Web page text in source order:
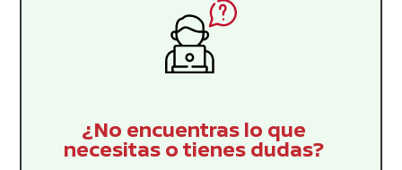
¿No encuentras lo que
necesitas o tienes dudas?